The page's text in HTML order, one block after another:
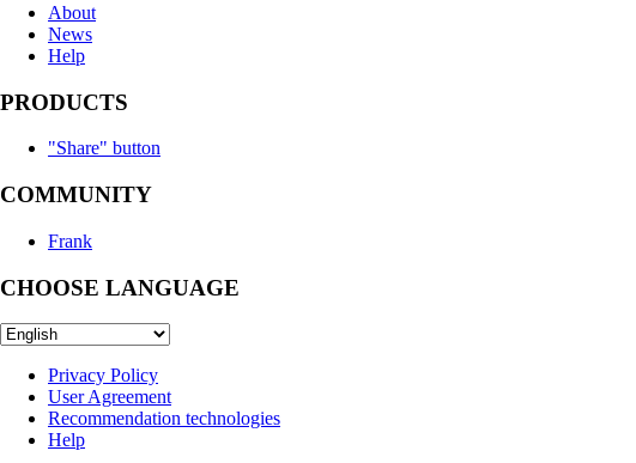
About
News
Help
PRODUCTS
"Share" button
COMMUNITY
Frank
CHOOSE LANGUAGE
Privacy Policy
User Agreement
Recommendation technologies
Help